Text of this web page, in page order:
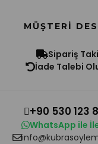
MÜŞTERI
Sipariş
İade Talebi
+90 530 123
WhatsApp ile